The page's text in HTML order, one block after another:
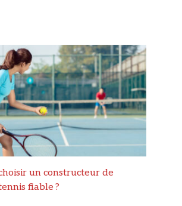
un constructeur de
fiable ?